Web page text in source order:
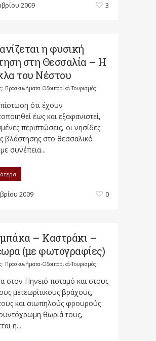
2009 3
η φυσική
στη Θεσσαλία – Η
του Νέστου
Προσκυνήματα-Οδοιπορικά-Τουρισμός
ότι έχουν
έως και εξαφανιστεί,
περιπτώσεις, οι νησίδες
βλάστησης στο θεσσαλικό
συνέπεια...
2009 0
– Καστράκι –
(με φωτογραφίες)
Προσκυνήματα-Οδοιπορικά-Τουρισμός
στον Πηνειό ποταμό και στους
μετεωρίτικους βράχους,
και σιωπηλούς φρουρούς
θωριά τους,
η...